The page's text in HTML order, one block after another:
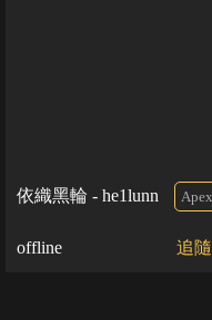
依織黑輪 - he1lunn
offline 追